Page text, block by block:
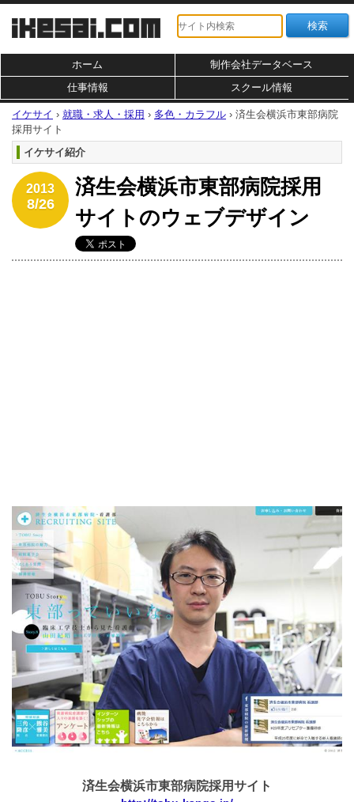
ホーム
制作会社データベース
仕事情報
スクール情報
イケサイ › 就職・求人・採用 › 多色・カラフル › 済生会横浜市東部病院
採用サイト
イケサイ紹介
2013
8/26
済生会横浜市東部病院採用
サイトのウェブデザイン
済生会横浜市東部病院採用サイト